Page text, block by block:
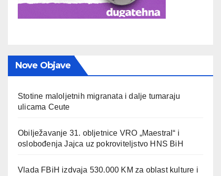
Nove Objave
Stotine maloljetnih migranata i dalje tumaraju
ulicama Ceute
Obilježavanje 31. obljetnice VRO „Maestral“ i
oslobođenja Jajca uz pokroviteljstvo HNS BiH
Vlada FBiH izdvaja 530.000 KM za oblast kulture i